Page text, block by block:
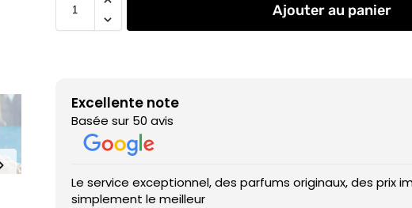
Ajouter au panier
Excellente note
Basée sur 50 avis
Le service exceptionnel, des parfums originaux, des prix
simplement le meilleur